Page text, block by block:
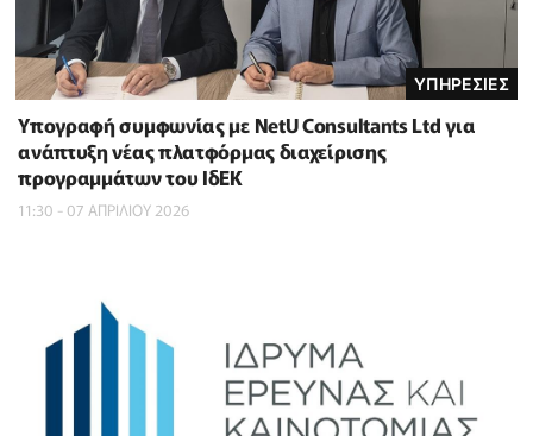
ΥΠΗΡΕΣΙΕΣ
Υπογραφή συμφωνίας με NetU Consultants Ltd για
ανάπτυξη νέας πλατφόρμας διαχείρισης
προγραμμάτων του ΙδΕΚ
11:30 - 07 ΑΠΡΙΛΙΟΥ 2026